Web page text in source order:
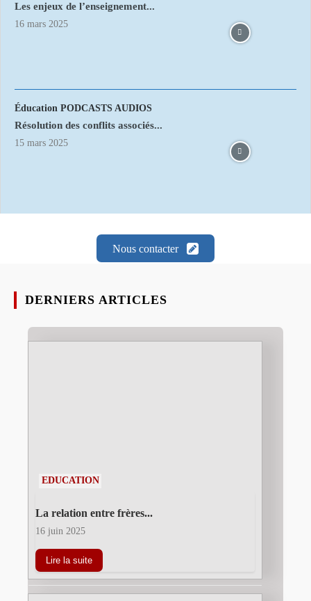
Les enjeux de l’enseignement...
16 mars 2025
Éducation PODCASTS AUDIOS
Résolution des conflits associés...
15 mars 2025
Nous contacter
DERNIERS ARTICLES
EDUCATION
La relation entre frères...
16 juin 2025
Lire la suite